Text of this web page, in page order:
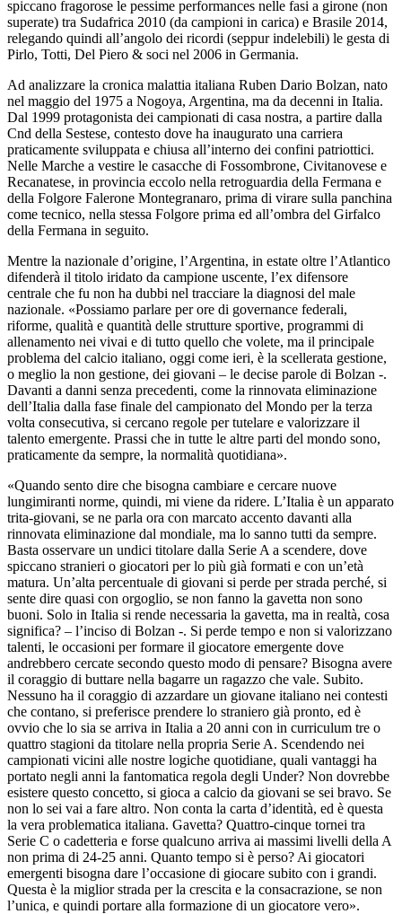
spiccano fragorose le pessime performances nelle fasi a girone (non
superate) tra Sudafrica 2010 (da campioni in carica) e Brasile 2014,
relegando quindi all’angolo dei ricordi (seppur indelebili) le gesta di
Pirlo, Totti, Del Piero & soci nel 2006 in Germania.
Ad analizzare la cronica malattia italiana Ruben Dario Bolzan, nato
nel maggio del 1975 a Nogoya, Argentina, ma da decenni in Italia.
Dal 1999 protagonista dei campionati di casa nostra, a partire dalla
Cnd della Sestese, contesto dove ha inaugurato una carriera
praticamente sviluppata e chiusa all’interno dei confini patriottici.
Nelle Marche a vestire le casacche di Fossombrone, Civitanovese e
Recanatese, in provincia eccolo nella retroguardia della Fermana e
della Folgore Falerone Montegranaro, prima di virare sulla panchina
come tecnico, nella stessa Folgore prima ed all’ombra del Girfalco
della Fermana in seguito.
Mentre la nazionale d’origine, l’Argentina, in estate oltre l’Atlantico
difenderà il titolo iridato da campione uscente, l’ex difensore
centrale che fu non ha dubbi nel tracciare la diagnosi del male
nazionale. «Possiamo parlare per ore di governance federali,
riforme, qualità e quantità delle strutture sportive, programmi di
allenamento nei vivai e di tutto quello che volete, ma il principale
problema del calcio italiano, oggi come ieri, è la scellerata gestione,
o meglio la non gestione, dei giovani – le decise parole di Bolzan -.
Davanti a danni senza precedenti, come la rinnovata eliminazione
dell’Italia dalla fase finale del campionato del Mondo per la terza
volta consecutiva, si cercano regole per tutelare e valorizzare il
talento emergente. Prassi che in tutte le altre parti del mondo sono,
praticamente da sempre, la normalità quotidiana».
«Quando sento dire che bisogna cambiare e cercare nuove
lungimiranti norme, quindi, mi viene da ridere. L’Italia è un apparato
trita-giovani, se ne parla ora con marcato accento davanti alla
rinnovata eliminazione dal mondiale, ma lo sanno tutti da sempre.
Basta osservare un undici titolare dalla Serie A a scendere, dove
spiccano stranieri o giocatori per lo più già formati e con un’età
matura. Un’alta percentuale di giovani si perde per strada perché, si
sente dire quasi con orgoglio, se non fanno la gavetta non sono
buoni. Solo in Italia si rende necessaria la gavetta, ma in realtà, cosa
significa? – l’inciso di Bolzan -. Si perde tempo e non si valorizzano
talenti, le occasioni per formare il giocatore emergente dove
andrebbero cercate secondo questo modo di pensare? Bisogna avere
il coraggio di buttare nella bagarre un ragazzo che vale. Subito.
Nessuno ha il coraggio di azzardare un giovane italiano nei contesti
che contano, si preferisce prendere lo straniero già pronto, ed è
ovvio che lo sia se arriva in Italia a 20 anni con in curriculum tre o
quattro stagioni da titolare nella propria Serie A. Scendendo nei
campionati vicini alle nostre logiche quotidiane, quali vantaggi ha
portato negli anni la fantomatica regola degli Under? Non dovrebbe
esistere questo concetto, si gioca a calcio da giovani se sei bravo. Se
non lo sei vai a fare altro. Non conta la carta d’identità, ed è questa
la vera problematica italiana. Gavetta? Quattro-cinque tornei tra
Serie C o cadetteria e forse qualcuno arriva ai massimi livelli della A
non prima di 24-25 anni. Quanto tempo si è perso? Ai giocatori
emergenti bisogna dare l’occasione di giocare subito con i grandi.
Questa è la miglior strada per la crescita e la consacrazione, se non
l’unica, e quindi portare alla formazione di un giocatore vero».